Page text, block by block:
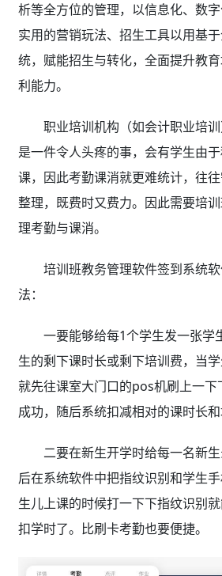
析等全方位的管理，以信息化、数
实用的营销玩法、招生工具以用基
统，赋能招生与转化，全面提升教
利能力。
职业培训机构（如会计职业培
是一件令人头疼的事，会有学生由
课，因此考勤课消就更难统计，往
整理，既费时又费力。因此需要培
理考勤与课消。
培训班教务管理软件签到系统
法：
一要能够给每1个学生发一张学
生的剩下课时长或剩下培训费，当学
就先往课室大门口的pos机刷上一下
成功，随后系统扣减相对的课时长和
二要在新生开学时给每一名新
后在系统软件中把指纹识别和学生
生儿上课的时候打一下下指纹识别
扣学时了。比刷卡考勤也要便捷。